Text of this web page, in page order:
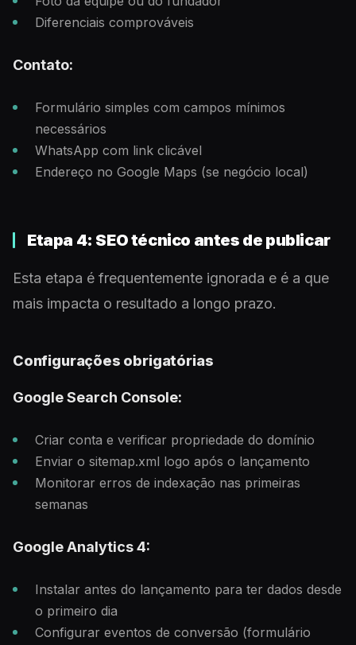
Diferenciais comprováveis
Contato:
Formulário simples com campos mínimos
necessários
WhatsApp com link clicável
Endereço no Google Maps (se negócio local)
Etapa 4: SEO técnico antes de publicar
Esta etapa é frequentemente ignorada e é a que
mais impacta o resultado a longo prazo.
Configurações obrigatórias
Google Search Console:
Criar conta e verificar propriedade do domínio
Enviar o sitemap.xml logo após o lançamento
Monitorar erros de indexação nas primeiras
semanas
Google Analytics 4:
Instalar antes do lançamento para ter dados desde
o primeiro dia
Configurar eventos de conversão (formulário